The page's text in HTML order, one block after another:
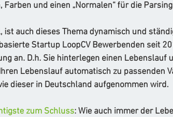
Farben und einen „Normalen“ für die
ist auch dieses Thema dynamisch und
Startup LoopCV Bewerbenden seit
an. D.h. Sie hinterlegen einen
Lebenslauf automatisch zu passenden
dieser in Deutschland aufgenommen wird.
zum Schluss: Wie auch immer der